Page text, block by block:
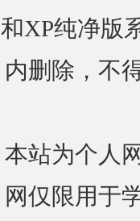
和XP纯净版
内删除，不
本站为个人
网仅限用于